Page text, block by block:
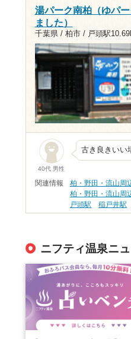
湯パーク南柏（ゆパ
ました）
千葉県 / 柏市 / 戸頭駅
40代 男性
古き良きいい
関連情報 柏・野田・流山周
柏・野田・流山周
戸頭駅
稲戸井駅
ニフティ温泉ニ